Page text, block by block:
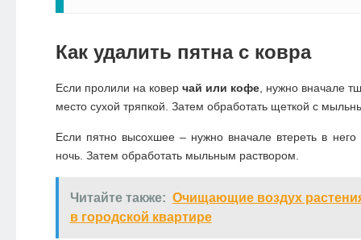
Как удалить пятна с ковра
Если пролили на ковер чай или кофе, нужно вначале
место сухой тряпкой. Затем обработать щеткой с
Если пятно высохшее – нужно вначале втереть в него
ночь. Затем обработать мыльным раствором.
Читайте также: Очищающие воздух
в городской квартире